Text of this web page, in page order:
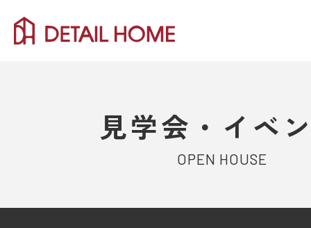
見学会・イベ
OPEN HOUSE